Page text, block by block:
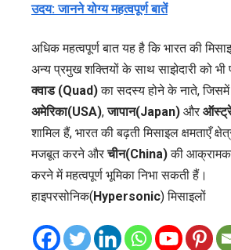
उदय: जानने योग्य महत्वपूर्ण बातें
अधिक महत्वपूर्ण बात यह है कि भारत की
अन्य प्रमुख शक्तियों के साथ साझेदारी को भी
क्वाड (Quad)का सदस्य होने के नाते,
अमेरिका(USA),जापान(Japan) और
शामिल हैं, भारत की बढ़ती मिसाइल क्षमताएँ
मजबूत करने औरचीन(China)की
करने में महत्वपूर्ण भूमिका निभा सकती हैं।
हाइपरसोनिक(Hypersonic) मिसाइलों